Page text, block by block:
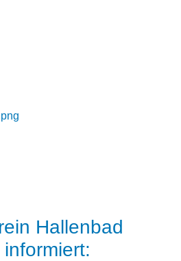
Hallenbad